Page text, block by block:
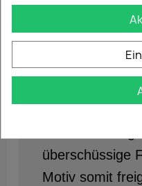
Unsere
überschüssige
Motiv somit